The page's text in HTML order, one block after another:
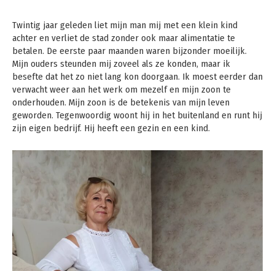
Twintig jaar geleden liet mijn man mij met een klein kind
achter en verliet de stad zonder ook maar alimentatie te
betalen. De eerste paar maanden waren bijzonder moeilijk.
Mijn ouders steunden mij zoveel als ze konden, maar ik
besefte dat het zo niet lang kon doorgaan. Ik moest eerder dan
verwacht weer aan het werk om mezelf en mijn zoon te
onderhouden. Mijn zoon is de betekenis van mijn leven
geworden. Tegenwoordig woont hij in het buitenland en runt hij
zijn eigen bedrijf. Hij heeft een gezin en een kind.